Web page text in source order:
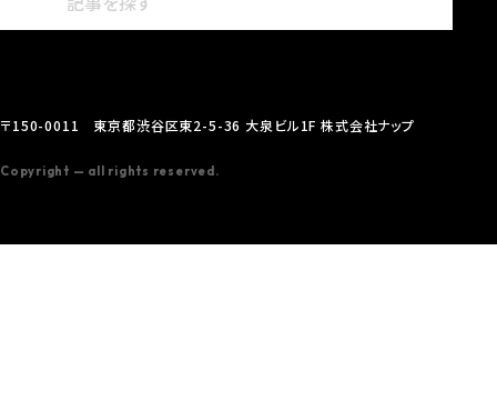
〒150-0011 東京都渋谷区東2-5-36 大泉ビル1F 株式会社ナップ
Copyright — all rights reserved.